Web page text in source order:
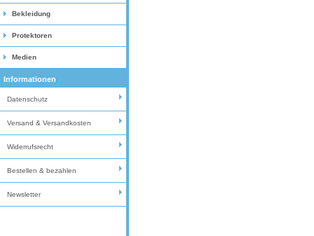
Bekleidung
Protektoren
Medien
Informationen
Datenschutz
Versand & Versandkosten
Widerrufsrecht
Bestellen & bezahlen
Newsletter